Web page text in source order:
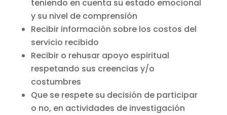
teniendo en cuenta su estado emocional
y su nivel de comprensión
Recibir información sobre los costos del
servicio recibido
Recibir o rehusar apoyo espiritual
respetando sus creencias y/o
costumbres
Que se respete su decisión de participar
o no, en actividades de investigación